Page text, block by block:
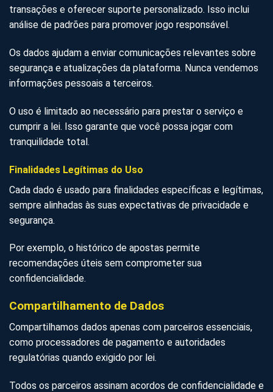
transações e oferecer suporte personalizado. Isso inclui
análise de padrões para promover jogo responsável.
Os dados ajudam a enviar comunicações relevantes sobre
segurança e atualizações da plataforma. Nunca vendemos
informações pessoais a terceiros.
O uso é limitado ao necessário para prestar o serviço e
cumprir a lei. Isso garante que você possa jogar com
tranquilidade total.
Finalidades Legítimas do Uso
Cada dado é usado para finalidades específicas e legítimas,
sempre alinhadas às suas expectativas de privacidade e
segurança.
Por exemplo, o histórico de apostas permite
recomendações úteis sem comprometer sua
confidencialidade.
Compartilhamento de Dados
Compartilhamos dados apenas com parceiros essenciais,
como processadores de pagamento e autoridades
regulatórias quando exigido por lei.
Todos os parceiros assinam acordos de confidencialidade e